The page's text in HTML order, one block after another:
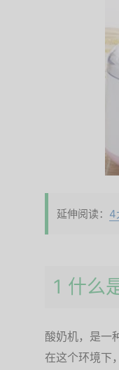
延伸阅读： 4
1 什么
酸奶机，是一
在这个环境下